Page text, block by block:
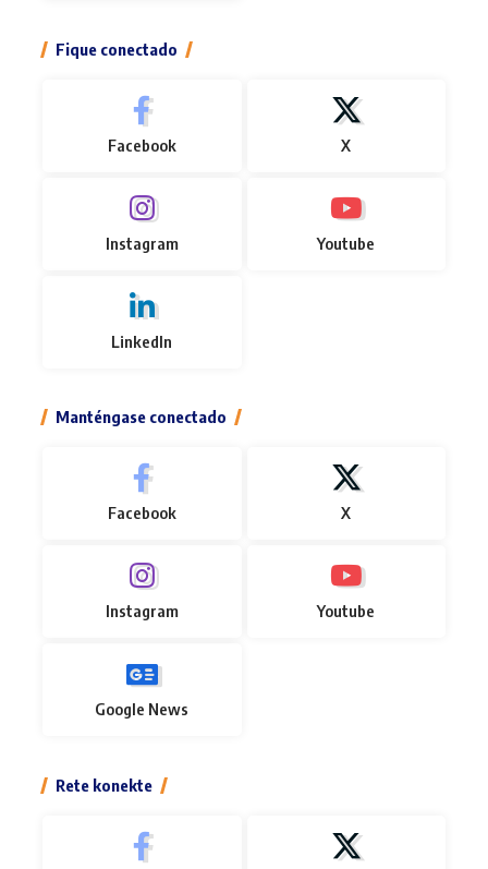
Fique conectado
Facebook X
Instagram Youtube
LinkedIn
Manténgase conectado
Facebook X
Instagram Youtube
Google News
Rete konekte